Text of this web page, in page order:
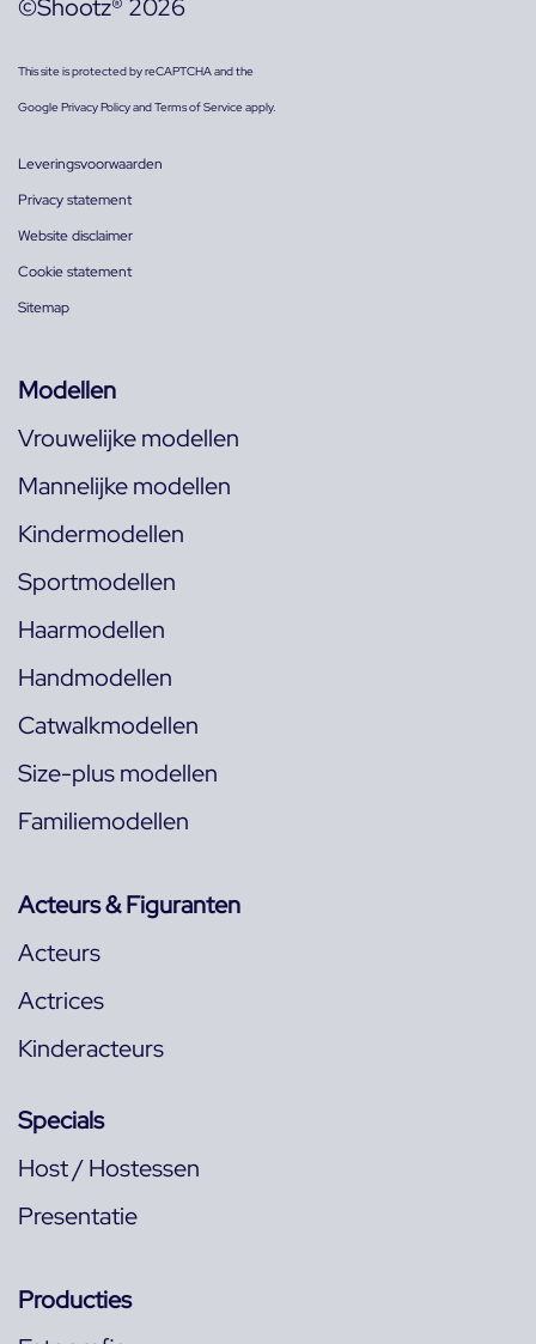
©Shootz® 2026
This site is protected by reCAPTCHA and the
GooglePrivacy PolicyandTerms of Serviceapply.
Leveringsvoorwaarden
Privacy statement
Website disclaimer
Cookie statement
Sitemap
Modellen
Vrouwelijke modellen
Mannelijke modellen
Kindermodellen
Sportmodellen
Haarmodellen
Handmodellen
Catwalkmodellen
Size-plus modellen
Familiemodellen
Acteurs & Figuranten
Acteurs
Actrices
Kinderacteurs
Specials
Host / Hostessen
Presentatie
Producties